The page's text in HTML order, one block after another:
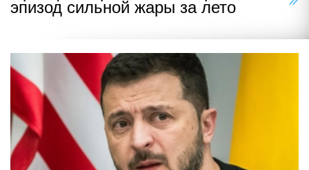
эпизод сильной жары за лето